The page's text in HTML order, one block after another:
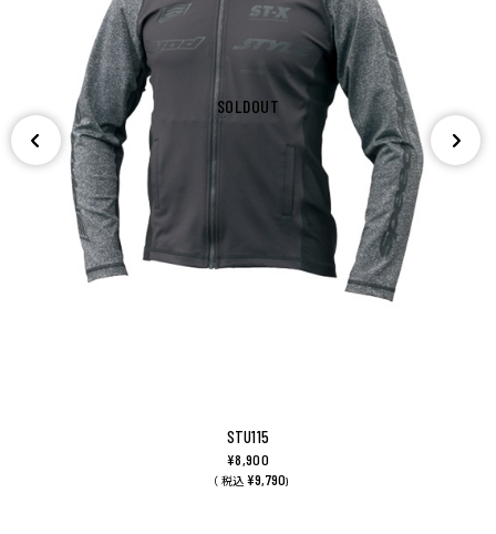
SOLDOUT
STU115
¥8,900
（ 税込 ¥9,790)